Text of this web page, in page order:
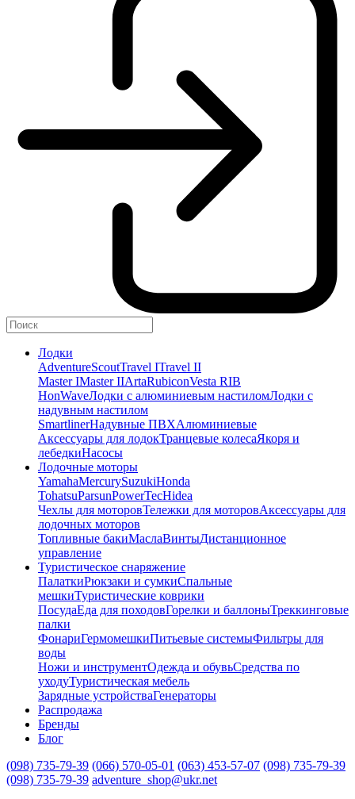
Лодки
AdventureScoutTravel ITravel II
Master IMaster IIArtaRubiconVesta RIB
HonWaveЛодки с алюминиевым настиломЛодки с
надувным настилом
SmartlinerНадувные ПВХАлюминиевые
Аксессуары для лодокТранцевые колесаЯкоря и
лебедкиНасосы
Лодочные моторы
YamahaMercurySuzukiHonda
TohatsuParsunPowerTecHidea
Чехлы для моторовТележки для моторовАксессуары для
лодочных моторов
Топливные бакиМаслаВинтыДистанционное
управление
Туристическое снаряжение
ПалаткиРюкзаки и сумкиСпальные
мешкиТуристические коврики
ПосудаЕда для походовГорелки и баллоныТреккинговые
палки
ФонариГермомешкиПитьевые системыФильтры для
воды
Ножи и инструментОдежда и обувьСредства по
уходуТуристическая мебель
Зарядные устройстваГенераторы
Распродажа
Бренды
Блог
(098) 735-79-39 (066) 570-05-01 (063) 453-57-07 (098) 735-79-39
(098) 735-79-39 adventure_shop@ukr.net